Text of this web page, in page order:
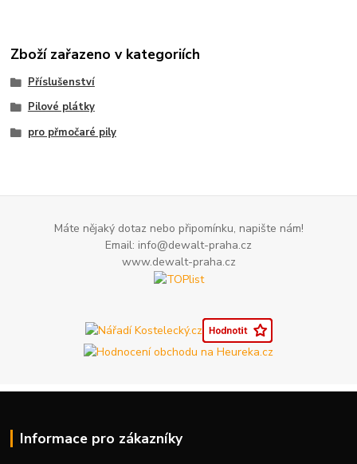
Zboží zařazeno v kategoriích
Příslušenství
Pilové plátky
pro přmočaré pily
Máte nějaký dotaz nebo připomínku, napište nám!
Email: info@dewalt-praha.cz
www.dewalt-praha.cz
Informace pro zákazníky